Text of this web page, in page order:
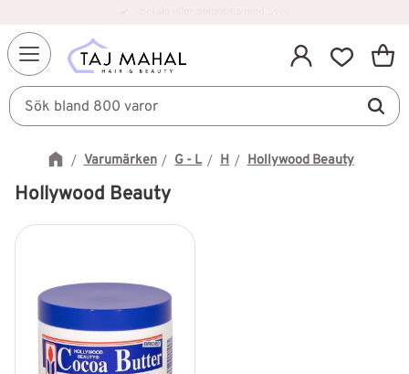
Meny
Hollywood Beauty
Varumärken G - L H Hollywood Beauty